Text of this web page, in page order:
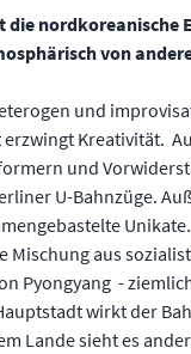
die nordkoreanische
von
und
Kreativität.
und
U-Bahnzüge.
Mischung aus
Pyongyang -
wirkt der
Lande sieht es